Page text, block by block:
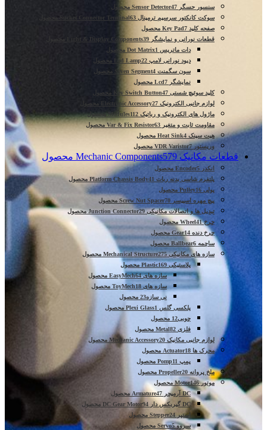
سنسور حسگر Sensor Detector 47 محصول
سوکت کانکتور سرسیم ترمینال Sucket Connector Terminal 63 محصول
صفحه کلید Key Pad 7 محصول
قطعات نورانی و نمایشگر Light & Display Components 39 محصول
دات ماتریس Dot Matrix 1 محصول
دیود نورانی لامپ Led Lamp 22 محصول
سون سگمنت Seven Segment 4 محصول
نمایشگر Lcd 7 محصول
کلید سوئیچ شستی Key Switch Button 47 محصول
لوازم جانبی الکترونیک Electronic Accessory 27 محصول
ماژول های الکترونیک و رباتیک Modules 112 محصول
مقاومت ثابت و متغیر Var & Fix Resistor 63 محصول
هیت سینک Heat Sink 4 محصول
وریستور VDR Varistor7 محصول
قطعات مکانیک Mechanic Components 579 محصول
انکدر Encoder 5 محصول
پلتفرم شاسی بدنه ربات Platform Chassis Body 41 محصول
پولی Pulley 16 محصول
پیچ مهره اسپیسر Screw Nut Spacer 70 محصول
تبدیل ها و اتصالات مکانیکی Junction Connector29 محصول
چرخ Wheel41 محصول
چرخ دنده Gear 14 محصول
ساچمه Ballbear 6 محصول
سازه های مکانیکی Mechanical Structure275 محصول
پلاستیکی Plastic 169 محصول
سازه های EasyMech64 محصول
سازه های ToyMech18 محصول
نی سازه23 محصول
پلکسی گلس Plexi Glass 1 محصول
چوبی12 محصول
فلزی Metal 82 محصول
لوازم جانبی مکانیک Mechanic Accessory 20 محصول
محرک ها Actuator 18 محصول
پمپ Pomp 11 محصول
ملخ پروانه Propeller 20 محصول
موتور Motor146 محصول
DC آرمیچر Armature
47 محصول
DC گیربکس دار DC Gear Motor
94 محصول
استپر Stepper 24 محصول
سروو Servo5 محصول